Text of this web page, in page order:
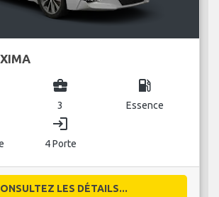
business_center
3
local_gas_station
Essence
login
4 Porte
LES DÉTAILS...